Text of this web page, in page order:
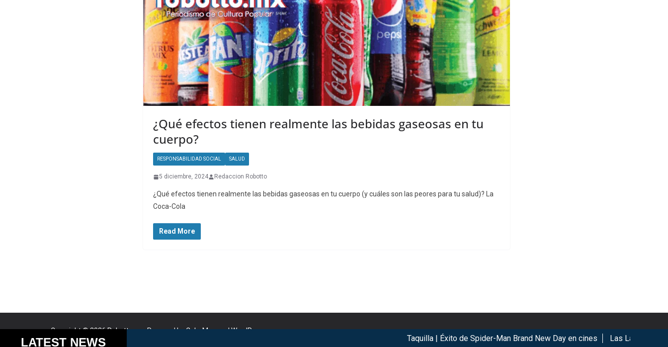
¿Qué efectos tienen realmente las bebidas gaseosas en tu
cuerpo?
RESPONSABILIDAD SOCIAL SALUD
5 diciembre, 2024 Redaccion Robotto
¿Qué efectos tienen realmente las bebidas gaseosas en tu cuerpo (y cuáles son las peores para tu salud)? La
Coca-Cola
Read More
Copyright © 2026Robotto.mx. Powered byColorMagandWordPress.
LATEST NEWS Taquilla | Éxito de Spider-Man Brand New Day en cines Las Lágrimas de
Cookies help us deliver our services. By using our services, you agree to our use of cookies. Got it